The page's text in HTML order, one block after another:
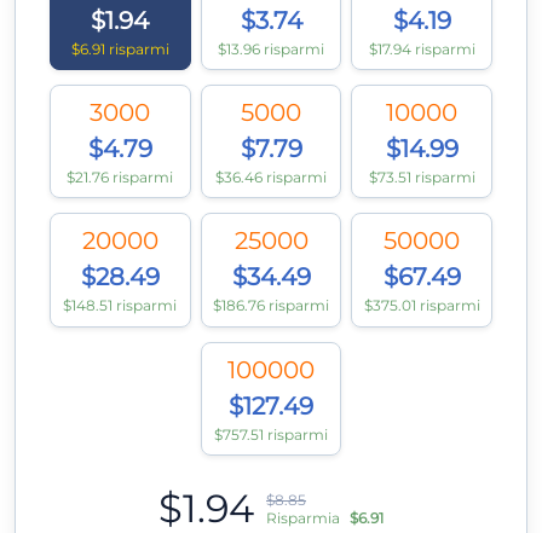
$1.94
$6.91 risparmi
$3.74
$13.96 risparmi
$4.19
$17.94 risparmi
3000
$4.79
$21.76 risparmi
5000
$7.79
$36.46 risparmi
10000
$14.99
$73.51 risparmi
20000
$28.49
$148.51 risparmi
25000
$34.49
$186.76 risparmi
50000
$67.49
$375.01 risparmi
100000
$127.49
$757.51 risparmi
$1.94
$8.85
Risparmia $6.91